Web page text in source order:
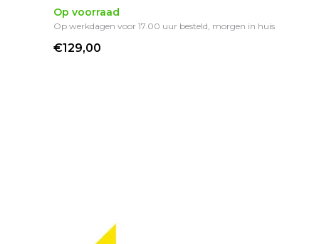
Op voorraad
Op werkdagen voor 17.00 uur besteld, morgen in huis
€129,00